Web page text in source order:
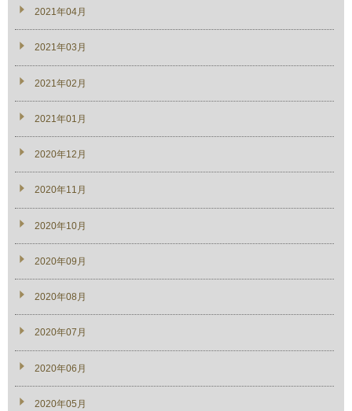
2021年04月
2021年03月
2021年02月
2021年01月
2020年12月
2020年11月
2020年10月
2020年09月
2020年08月
2020年07月
2020年06月
2020年05月